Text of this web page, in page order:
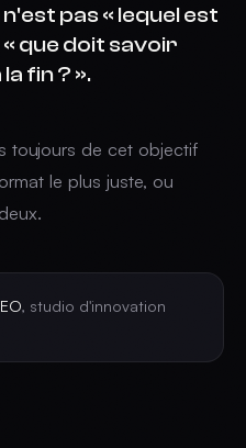
pas « lequel est
« que doit savoir
fin ? ».
toujours de cet objectif
le plus juste, ou
, studio d'innovation